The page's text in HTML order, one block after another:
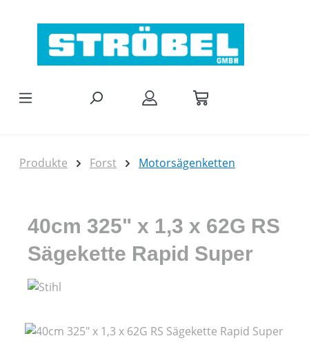
Produkte Forst Motorsägenketten
40cm 325" x 1,3 x 62G RS
Sägekette Rapid Super
Bildergalerie überspringen